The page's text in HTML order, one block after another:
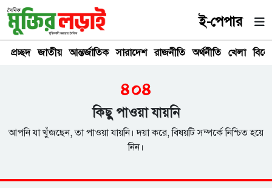
ই-পেপার
প্রচ্ছদ জাতীয় আন্তর্জাতিক সারাদেশ রাজনীতি অর্থনীতি খেলা
৪০৪
কিছু পাওয়া যায়নি
আপনি যা খুঁজছেন, তা পাওয়া যায়নি। দয়া করে, বিষয়টি সম্পর্কে নিশ্চিত হয়ে
নিন।